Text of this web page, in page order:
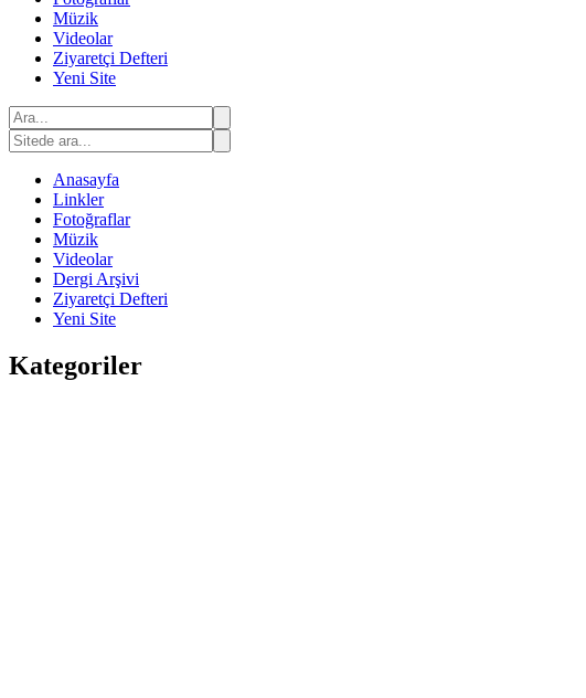
Müzik
Videolar
Ziyaretçi Defteri
Yeni Site
Anasayfa
Linkler
Fotoğraflar
Müzik
Videolar
Dergi Arşivi
Ziyaretçi Defteri
Yeni Site
Kategoriler